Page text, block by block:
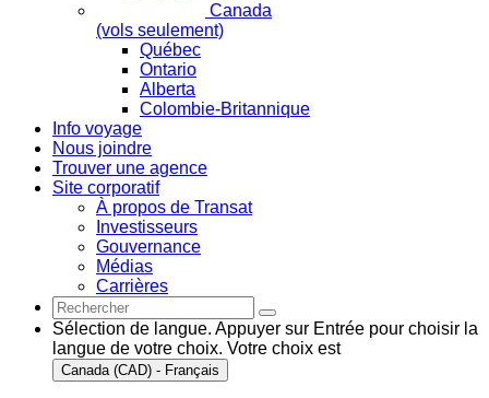
Canada
(vols seulement)
Québec
Ontario
Alberta
Colombie-Britannique
Info voyage
Nous joindre
Trouver une agence
Site corporatif
À propos de Transat
Investisseurs
Gouvernance
Médias
Carrières
Sélection de langue. Appuyer sur Entrée pour choisir la
langue de votre choix. Votre choix est
Canada (CAD) - Français